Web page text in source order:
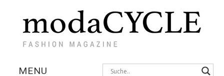
MENU